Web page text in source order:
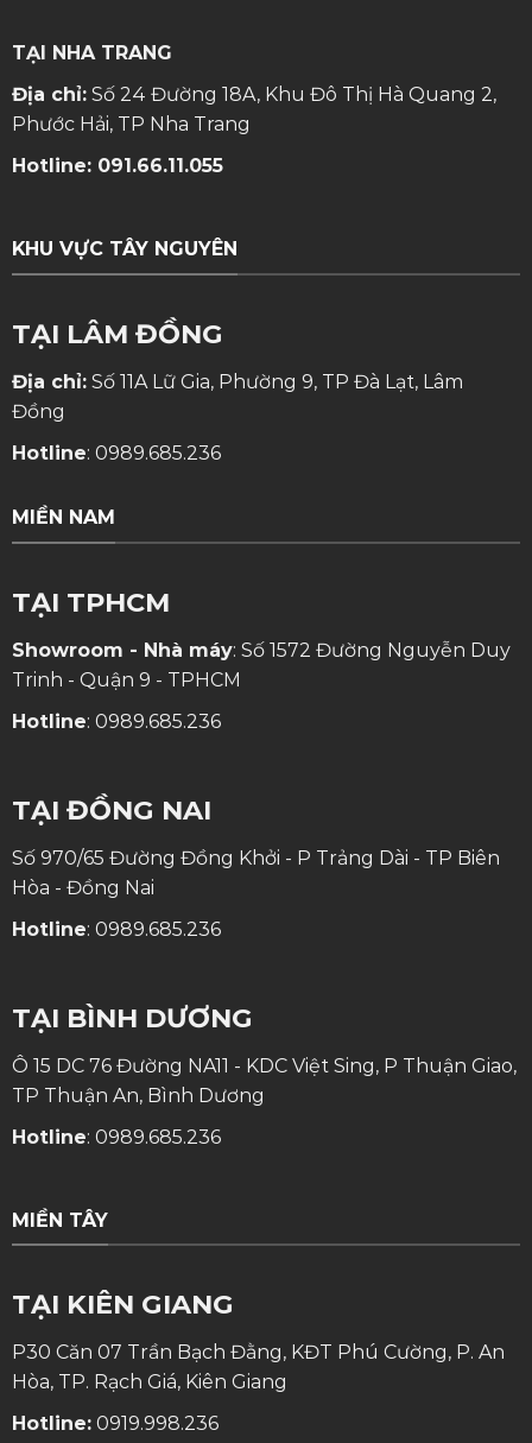
TẠI NHA TRANG
Địa chỉ:Số 24 Đường 18A, Khu Đô Thị Hà Quang 2,
Phước Hải, TP Nha Trang
Hotline: 091.66.11.055
KHU VỰC TÂY NGUYÊN
TẠI LÂM ĐỒNG
Địa chỉ:Số 11A Lữ Gia, Phường 9, TP Đà Lạt, Lâm
Đồng
Hotline: 0989.685.236
MIỀN NAM
TẠI TPHCM
Showroom - Nhà máy: Số 1572 Đường Nguyễn Duy
Trinh - Quận 9 - TPHCM
Hotline: 0989.685.236
TẠI ĐỒNG NAI
Số 970/65 Đường Đồng Khởi - P Trảng Dài - TP Biên
Hòa - Đồng Nai
Hotline: 0989.685.236
TẠI BÌNH DƯƠNG
Ô 15 DC 76 Đường NA11 - KDC Việt Sing, P Thuận Giao,
TP Thuận An, Bình Dương
Hotline: 0989.685.236
MIỀN TÂY
TẠI KIÊN GIANG
P30 Căn 07 Trần Bạch Đằng, KĐT Phú Cường, P. An
Hòa, TP. Rạch Giá, Kiên Giang
Hotline: 0919.998.236